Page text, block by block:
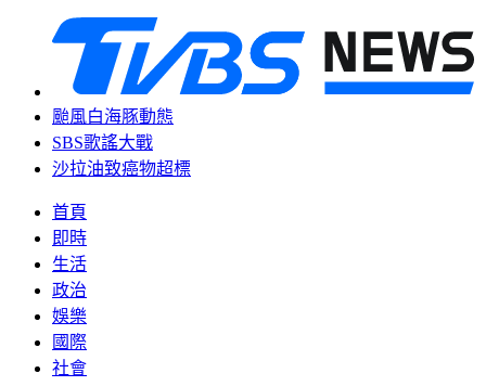
颱風白海豚動態
SBS歌謠大戰
沙拉油致癌物超標
首頁
即時
生活
政治
娛樂
國際
社會